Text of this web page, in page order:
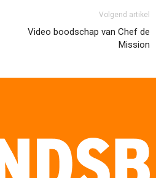
Volgend artikel
Video boodschap van Chef de
Mission